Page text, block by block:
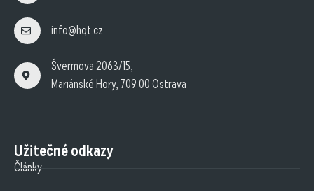
info@hqt.cz
Švermova 2063/15,
Mariánské Hory, 709 00 Ostrava
Užitečné odkazy
Články